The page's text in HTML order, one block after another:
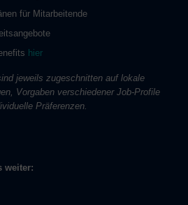
für Mitarbeitende
hier
jeweils zugeschnitten auf lokale
Vorgaben verschiedener Job-Profile
Präferenzen.
weiter: